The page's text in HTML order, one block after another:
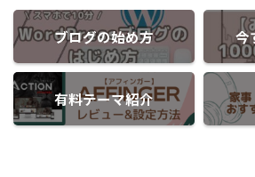
ブログの始め方 今
有料テーマ紹介